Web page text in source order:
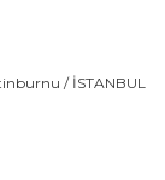
/ İSTANBUL